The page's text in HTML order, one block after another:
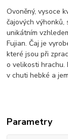
Ovoněný, vysoce
čajových
unikátním
Fujian. Čaj je
které jsou při
o velikosti hrachu.
v chuti hebké a
Parametry